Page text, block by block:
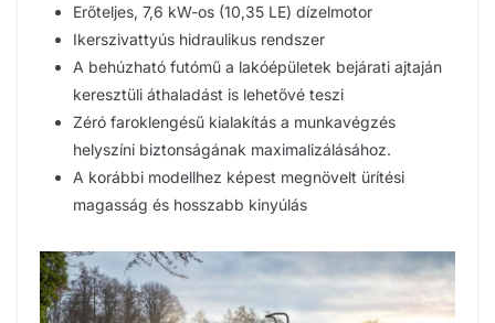
Erőteljes, 7,6 kW-os (10,35 LE) dízelmotor
Ikerszivattyús hidraulikus rendszer
A behúzható futómű a lakóépületek bejárati ajtaján
keresztüli áthaladást is lehetővé teszi
Zéró faroklengésű kialakítás a munkavégzés
helyszíni biztonságának maximalizálásához.
A korábbi modellhez képest megnövelt ürítési
magasság és hosszabb kinyúlás